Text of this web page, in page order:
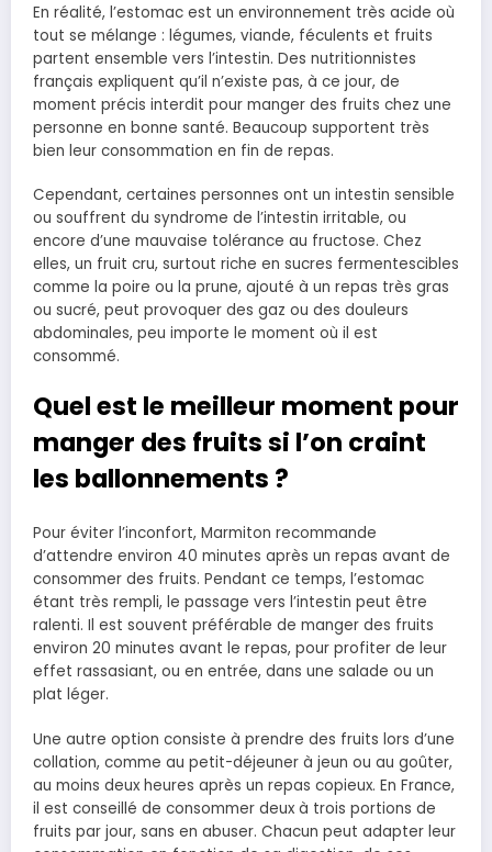
En réalité, l’estomac est un environnement très acide où
tout se mélange : légumes, viande, féculents et fruits
partent ensemble vers l’intestin. Des nutritionnistes
français expliquent qu’il n’existe pas, à ce jour, de
moment précis interdit pour manger des fruits chez une
personne en bonne santé. Beaucoup supportent très
bien leur consommation en fin de repas.
Cependant, certaines personnes ont un intestin sensible
ou souffrent du syndrome de l’intestin irritable, ou
encore d’une mauvaise tolérance au fructose. Chez
elles, un fruit cru, surtout riche en sucres fermentescibles
comme la poire ou la prune, ajouté à un repas très gras
ou sucré, peut provoquer des gaz ou des douleurs
abdominales, peu importe le moment où il est
consommé.
Quel est le meilleur moment pour
manger des fruits si l’on craint
les ballonnements ?
Pour éviter l’inconfort, Marmiton recommande
d’attendre environ 40 minutes après un repas avant de
consommer des fruits. Pendant ce temps, l’estomac
étant très rempli, le passage vers l’intestin peut être
ralenti. Il est souvent préférable de manger des fruits
environ 20 minutes avant le repas, pour profiter de leur
effet rassasiant, ou en entrée, dans une salade ou un
plat léger.
Une autre option consiste à prendre des fruits lors d’une
collation, comme au petit-déjeuner à jeun ou au goûter,
au moins deux heures après un repas copieux. En France,
il est conseillé de consommer deux à trois portions de
fruits par jour, sans en abuser. Chacun peut adapter leur